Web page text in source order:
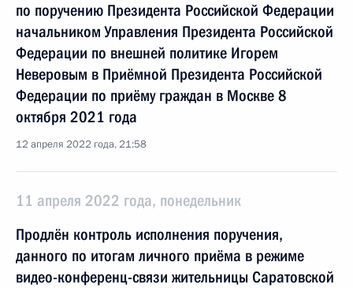
по поручению Президента Российской Федерации
начальником Управления Президента Российской
Федерации по внешней политике Игорем
Неверовым в Приёмной Президента Российской
Федерации по приёму граждан в Москве 8
октября 2021 года
12 апреля 2022 года, 21:58
11 апреля 2022 года, понедельник
Продлён контроль исполнения поручения,
данного по итогам личного приёма в режиме
видео-конференц-связи жительницы Саратовской